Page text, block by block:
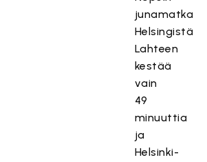
junamatka
Helsingistä
Lahteen
kestää
vain
49
minuuttia
ja
Helsinki-